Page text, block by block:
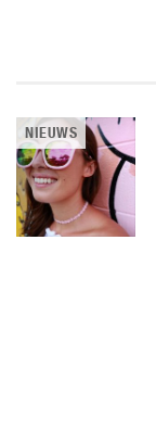
NIEUWS